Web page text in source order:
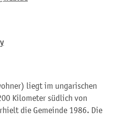
liegt im ungarischen
Kilometer südlich von
die Gemeinde 1986. Die